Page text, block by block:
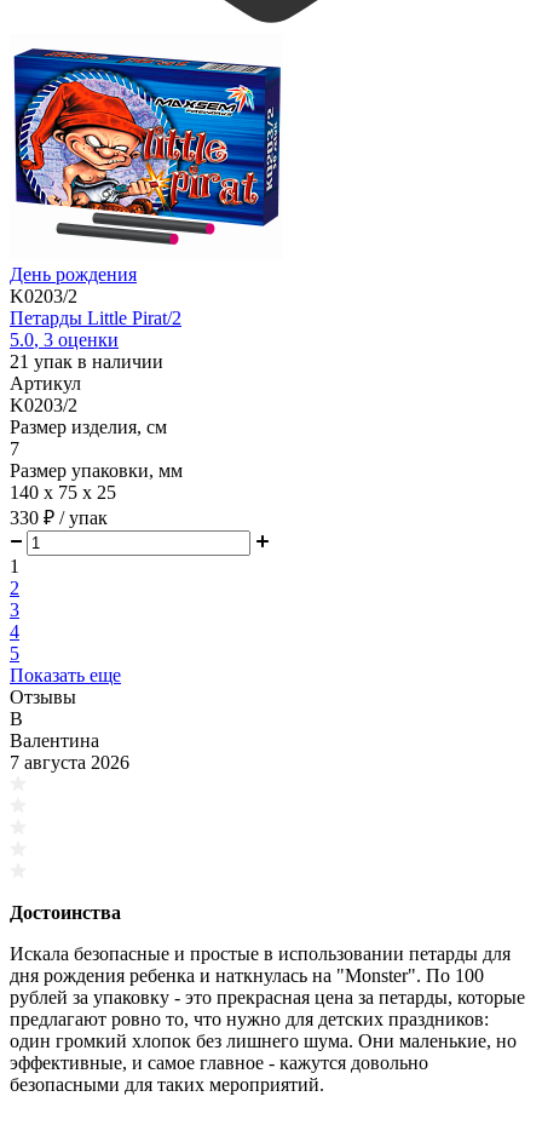
День рождения
K0203/2
Петарды Little Pirat/2
5.0, 3 оценки
21 упак в наличии
Артикул
K0203/2
Размер изделия, см
7
Размер упаковки, мм
140 х 75 х 25
330 ₽ / упак
1
2
3
4
5
Показать еще
Отзывы
В
Валентина
7 августа 2026
Достоинства
Искала безопасные и простые в использовании петарды для
дня рождения ребенка и наткнулась на "Monster". По 100
рублей за упаковку - это прекрасная цена за петарды, которые
предлагают ровно то, что нужно для детских праздников:
один громкий хлопок без лишнего шума. Они маленькие, но
эффективные, и самое главное - кажутся довольно
безопасными для таких мероприятий.